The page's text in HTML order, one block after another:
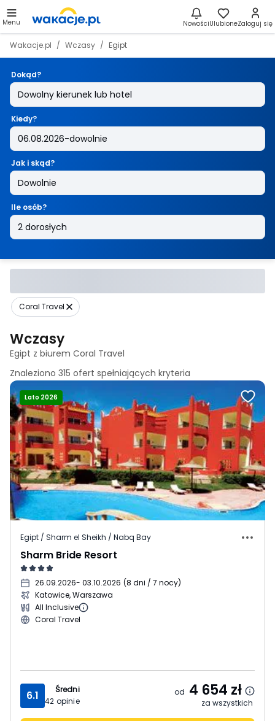
Menu NowościUlubioneZaloguj się
Wakacje.pl Wczasy Egipt
Dokąd?
Kiedy?
Jak i skąd?
Ile osób?
Wczasy
Egipt z biurem Coral Travel
Coral Travel
Znaleziono 315 ofert spełniających kryteria
Lato 2026
Egipt / Sharm el Sheikh / Nabq Bay
Sharm Bride Resort
26.09.2026- 03.10.2026 (8 dni / 7 nocy)
Katowice, Warszawa
All Inclusive
Coral Travel
6.1
Średni
42 opinie
od 4 654 zł
za wszystkich